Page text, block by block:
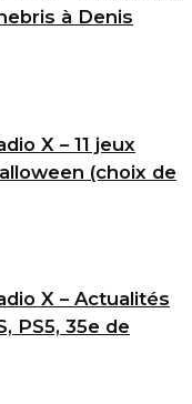
à Denis
X – 11 jeux
(choix de
X – Actualités
PS5, 35e de